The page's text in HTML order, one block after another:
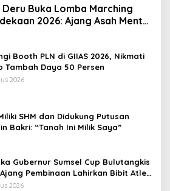
Buka Lomba Marching
2026: Ajang Asah Mental
Muda
Booth PLN di GIIAS 2026, Nikmati
Tambah Daya 50 Persen
2026
SHM dan Didukung Putusan
Bakri: “Tanah Ini Milik Saya”
Gubernur Sumsel Cup Bulutangkis
Pembinaan Lahirkan Bibit Atlet
2026